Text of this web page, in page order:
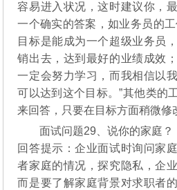
容易进入状况，这时建议你，
一个确实的答案，如业务员的
目标是能成为一个超级业务员
销出去，达到最好的业绩成效
一定会努力学习，而我相信以
可以达到这个目标。”其他类的
来回答，只要在目标方面稍微修
面试问题29、说你的家庭？
回答提示：企业面试时询问家
者家庭的情况，探究隐私，企
而是要了解家庭背景对求职者